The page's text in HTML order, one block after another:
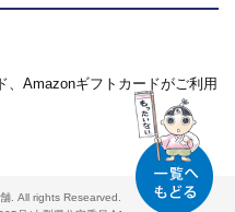
Amazonギフトカードがご利用
. All rights Researved.